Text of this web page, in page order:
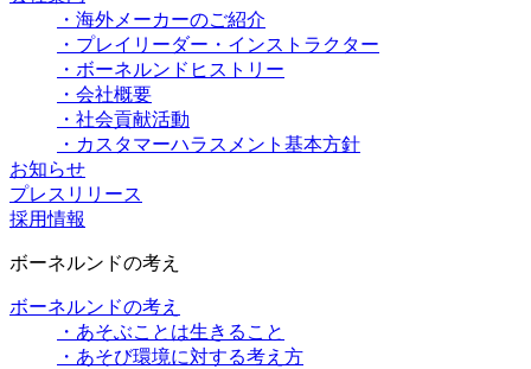
・海外メーカーのご紹介
・プレイリーダー・インストラクター
・ボーネルンドヒストリー
・会社概要
・社会貢献活動
・カスタマーハラスメント基本方針
お知らせ
プレスリリース
採用情報
ボーネルンドの考え
ボーネルンドの考え
・あそぶことは生きること
・あそび環境に対する考え方